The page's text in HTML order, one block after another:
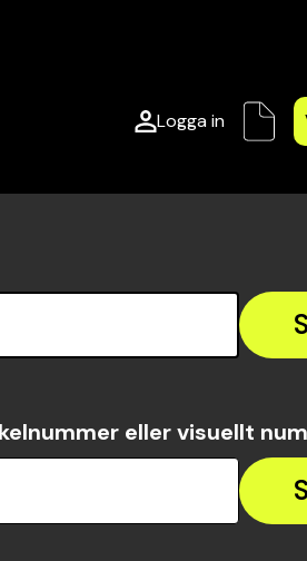
Logga in
eller visuellt